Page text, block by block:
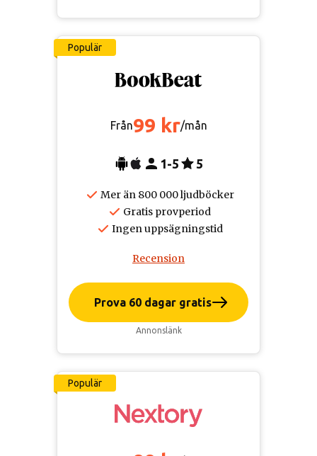
Populär
Från99 kr/mån
1-5 5
Mer än 800 000 ljudböcker
Gratis provperiod
Ingen uppsägningstid
Recension
Prova 60 dagar gratis
Annonslänk
Populär